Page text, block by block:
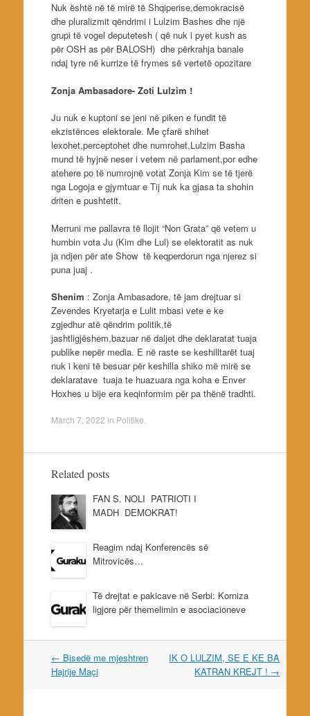
Nuk është në të mirë të Shqiperise,demokracisë
dhe pluralizmit qëndrimi i Lulzim Bashes dhe një
grupi të vogel deputetesh ( që nuk i pyet kush as
për OSH as për BALOSH) dhe përkrahja banale
ndaj tyre në kurrize të frymes së vertetë opozitare
Zonja Ambasadore- Zoti Lulzim !
Ju nuk e kuptoni se jeni në piken e fundit të
ekzistënces elektorale. Me çfarë shihet
lexohet,perceptohet dhe numrohet,Lulzim Basha
mund të hyjnë neser i vetem në parlament,por edhe
atehere po të numrojnë votat Zonja Kim se të tjerë
nga Logoja e gjymtuar e Tij nuk ka gjasa ta shohin
driten e pushtetit.
Merruni me pallavra të llojit “Non Grata” që vetem u
humbin vota Ju (Kim dhe Lul) se elektoratit as nuk
ja ndjen për ate Show të keqperdorun nga njerez si
puna juaj .
Shenim : Zonja Ambasadore, të jam drejtuar si
Zevendes Kryetarja e Lulit mbasi vete e ke
zgjedhur atë qëndrim politik,të
jashtligjëshem,bazuar në daljet dhe deklaratat tuaja
publike nepër media. E në raste se keshilltarët tuaj
nuk i keni të besuar për keshilla shiko më mirë se
deklaratave tuaja te huazuara nga koha e Enver
Hoxhes u bije era keqinformim për pa thënë tradhti.
March 7, 2022 in Politike
Related posts
FAN S. NOLI PATRIOTI I
MADH DEMOKRAT!
Reagim ndaj Konferencës së
Mitrovicës…
Të drejtat e pakicave në Serbi: Korniza
ligjore për themelimin e asociacioneve
Post
navigation
← Bisedë me mjeshtren
Hajrije Maçi
IK O LULZIM, SE E KE BA
KATRAN KREJT ! →